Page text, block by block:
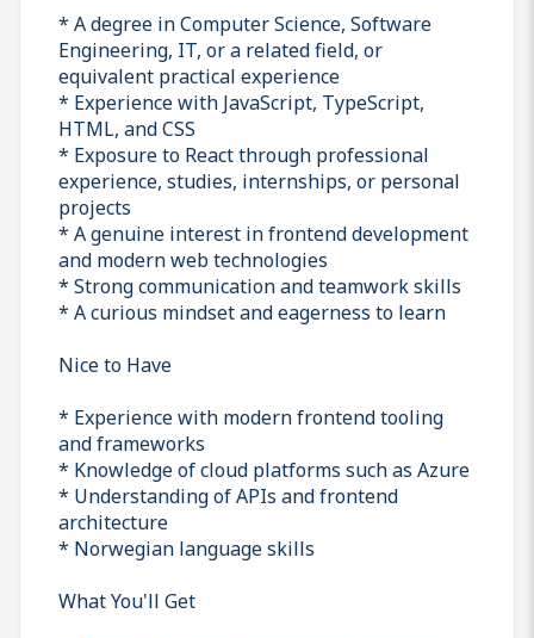
* A degree in Computer Science, Software
Engineering, IT, or a related field, or
equivalent practical experience
* Experience with JavaScript, TypeScript,
HTML, and CSS
* Exposure to React through professional
experience, studies, internships, or personal
projects
* A genuine interest in frontend development
and modern web technologies
* Strong communication and teamwork skills
* A curious mindset and eagerness to learn
Nice to Have
* Experience with modern frontend tooling
and frameworks
* Knowledge of cloud platforms such as Azure
* Understanding of APIs and frontend
architecture
* Norwegian language skills
What You'll Get